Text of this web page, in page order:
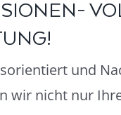
und
wir nicht nur